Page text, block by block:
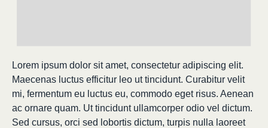
Lorem ipsum dolor sit amet, consectetur adipiscing elit.
Maecenas luctus efficitur leo ut tincidunt. Curabitur velit
mi, fermentum eu luctus eu, commodo eget risus. Aenean
ac ornare quam. Ut tincidunt ullamcorper odio vel dictum.
Sed cursus, orci sed lobortis dictum, turpis nulla laoreet